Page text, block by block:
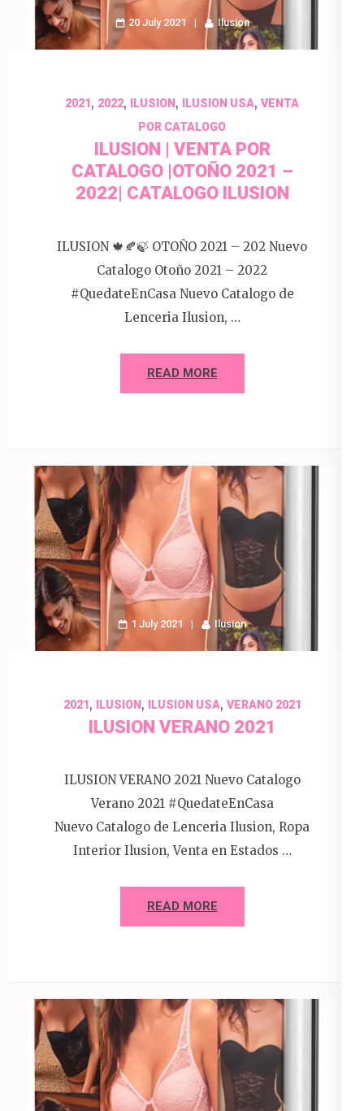
20 July 2021 Ilusion
2021, 2022, ILUSION , ILUSION USA, VENTA
POR CATALOGO
ILUSION | VENTA POR
CATALOGO |OTOÑO 2021 –
2022| CATALOGO ILUSION
ILUSION 🍁🍂🍃 OTOÑO 2021 – 202 Nuevo
Catalogo Otoño 2021 – 2022
#QuedateEnCasa Nuevo Catalogo de
Lenceria Ilusion, …
READ MORE
1 July 2021 Ilusion
2021, ILUSION, ILUSION USA, VERANO 2021
ILUSION VERANO 2021
ILUSION VERANO 2021 Nuevo Catalogo
Verano 2021 #QuedateEnCasa
Nuevo Catalogo de Lenceria Ilusion, Ropa
Interior Ilusion, Venta en Estados …
READ MORE